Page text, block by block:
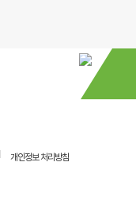
개인정보 처리방침